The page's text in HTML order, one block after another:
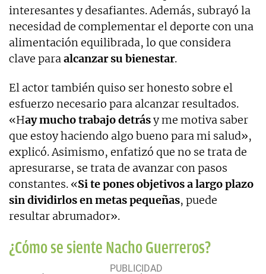
interesantes y desafiantes. Además, subrayó la
necesidad de complementar el deporte con una
alimentación equilibrada, lo que considera
clave paraalcanzar su bienestar.
El actor también quiso ser honesto sobre el
esfuerzo necesario para alcanzar resultados.
«Hay mucho trabajo detrásy me motiva saber
que estoy haciendo algo bueno para mi salud»,
explicó. Asimismo, enfatizó que no se trata de
apresurarse, se trata de avanzar con pasos
constantes. «Si te pones objetivos a largo plazo
sin dividirlos en metas pequeñas, puede
resultar abrumador».
¿Cómo se siente Nacho Guerreros?